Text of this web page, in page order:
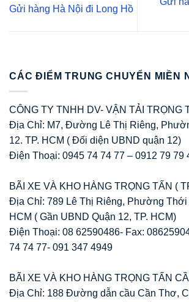
Gửi hàng Hà Nội đi Long Hồ
CÁC ĐIỂM TRUNG CHUYỂN MIỀN
CÔNG TY TNHH DV- VẬN TẢI TRỌNG
Địa Chỉ: M7, Đường Lê Thị Riêng,
12. TP. HCM ( Đối diện UBND quận 12)
Điện Thoại: 0945 74 74 77 – 0912 79 79
BÃI XE VÀ KHO HÀNG TRỌNG TẤN (
Địa Chỉ: 789 Lê Thị Riêng, Phường Thới
HCM ( Gần UBND Quận 12, TP. HCM)
Điện Thoại: 08 62590486- Fax:
74 74 77- 091 347 4949
BÃI XE VÀ KHO HÀNG TRỌNG TẤN
Địa Chỉ: 188 Đường dẫn cầu Cần Thơ,